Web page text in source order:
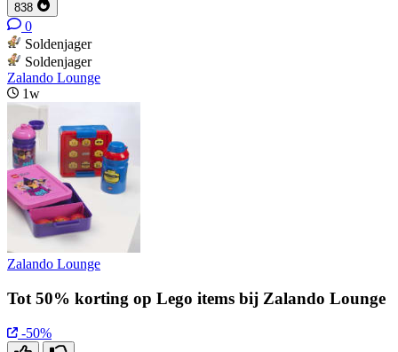
838
0
Soldenjager
Soldenjager
Zalando Lounge
1w
Zalando Lounge
Tot 50% korting op Lego items bij Zalando Lounge
-50%